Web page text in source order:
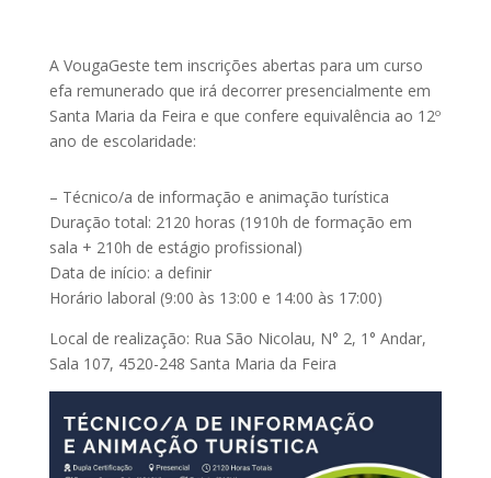
A VougaGeste tem inscrições abertas para um curso
efa remunerado que irá decorrer presencialmente em
Santa Maria da Feira e que confere equivalência ao 12º
ano de escolaridade:
– Técnico/a de informação e animação turística
Duração total: 2120 horas (1910h de formação em
sala + 210h de estágio profissional)
Data de início: a definir
Horário laboral (9:00 às 13:00 e 14:00 às 17:00)
Local de realização: Rua São Nicolau, N° 2, 1° Andar,
Sala 107, 4520-248 Santa Maria da Feira